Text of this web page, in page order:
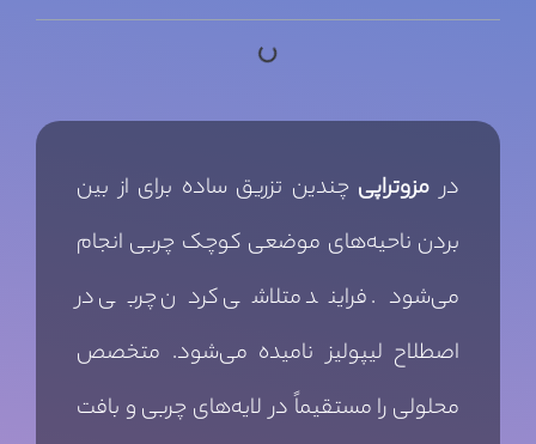
در مزوتراپی چندین تزریق ساده برای از بین
بردن ناحیه‌های موضعی کوچک چربی انجام
می‌شود. فرایند متلاشی کردن چربی در
اصطلاح لیپولیز نامیده می‌شود. متخصص
محلولی را مستقیماً در لایه‌های چربی و بافت